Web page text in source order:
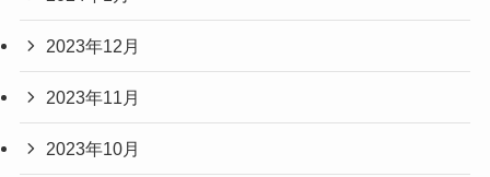
2023年12月
2023年11月
2023年10月